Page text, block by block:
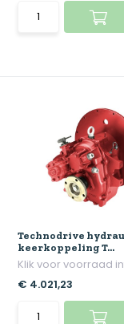
Technodrive
keerkoppeling T...
Klik voor voorraad
€ 4.021,23